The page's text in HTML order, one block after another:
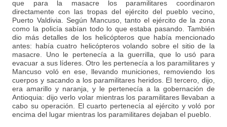
que para la masacre los paramilitares coordinaron
directamente con las tropas del ejército del pueblo vecino,
Puerto Valdivia. Según Mancuso, tanto el ejército de la zona
como la policía sabían todo lo que estaba pasando. También
dio más detalles de los helicópteros que había mencionado
antes: había cuatro helicópteros volando sobre el sitio de la
masacre. Uno le pertenecía a la guerrilla, que lo usó para
evacuar a sus líderes. Otro les pertenecía a los paramilitares y
Mancuso voló en ese, llevando municiones, removiendo los
cuerpos y sacando a los paramilitares heridos. El tercero, dijo,
era amarillo y naranja, y le pertenecía a la gobernación de
Antioquia: dijo verlo volar mientras los paramilitares llevaban a
cabo su operación. El cuarto pertenecía al ejército y voló por
encima del lugar mientras los paramilitares dejaban el pueblo.